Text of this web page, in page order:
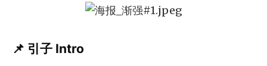
📌 引子 Intro